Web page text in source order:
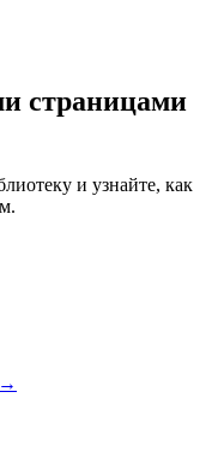
страницами
и узнайте, как
→